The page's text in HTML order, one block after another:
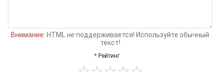
Внимание: HTML не поддерживается! Используйте обычный
текст!
Рейтинг